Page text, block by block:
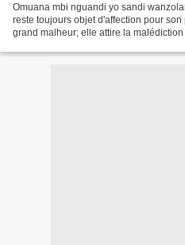
Omuana mbi nguandi yo sandi
reste toujours objet d'affection pour
grand malheur; elle attire la